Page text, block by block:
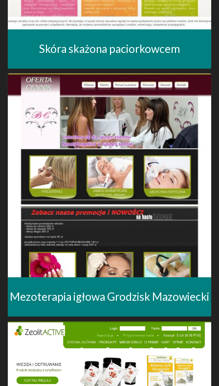
Skóra skażona paciorkowcem
Mezoterapia igłowa Grodzisk Mazowiecki